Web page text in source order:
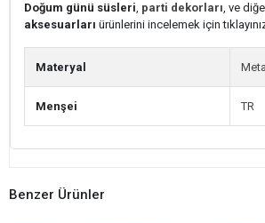
Doğum günü süsleri, parti dekorları, ve
aksesuarları ürünlerini incelemek için
Materyal Metal
Menşei TR
Benzer Ürünler